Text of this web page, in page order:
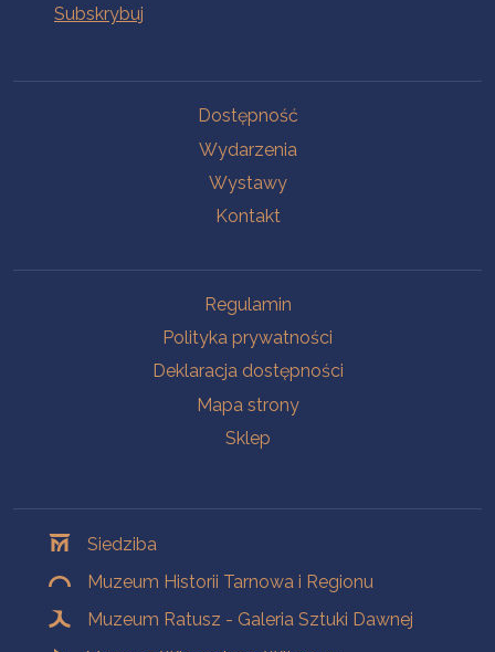
Dostępność
Wydarzenia
Wystawy
Kontakt
Regulamin
Polityka prywatności
Deklaracja dostępności
Mapa strony
Sklep
Siedziba
Muzeum Historii Tarnowa i Regionu
Muzeum Ratusz - Galeria Sztuki Dawnej